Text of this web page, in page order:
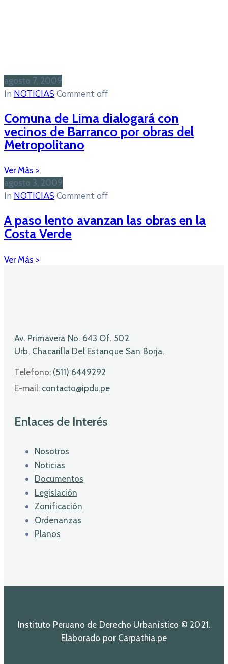
agosto 7, 2009
In NOTICIAS Comment off
Comuna de Lima dialogará con
vecinos de Barranco por obras del
Metropolitano
agosto 3, 2009
In NOTICIAS Comment off
A paso lento avanzan las obras en la
Costa Verde
Av. Primavera No. 643 Of. 502
Urb. Chacarilla Del Estanque San Borja.
Telefono: (511) 6449292
E-mail: contacto@ipdu.pe
Enlaces de Interés
Nosotros
Noticias
Documentos
Legislación
Zonificación
Ordenanzas
Planos
Instituto Peruano de Derecho Urbanístico © 2021.
Elaborado por Carpathia.pe